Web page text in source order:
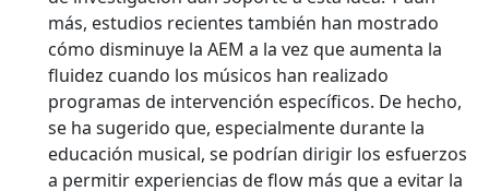
más, estudios recientes también han mostrado
cómo disminuye la AEM a la vez que aumenta la
fluidez cuando los músicos han realizado
programas de intervención específicos. De hecho,
se ha sugerido que, especialmente durante la
educación musical, se podrían dirigir los esfuerzos
a permitir experiencias de flow más que a evitar la